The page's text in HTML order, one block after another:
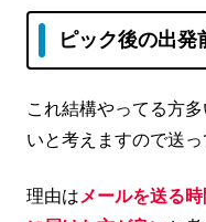
ピック後の出発
これ結構やってる方
いと考えますので送っ
理由は メールを送る